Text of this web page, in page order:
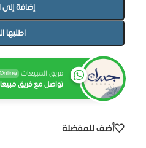
إضافة إلى
اطلبها
فريق المبيعات Online
تواصل مع فريق
أضف للمفضلة